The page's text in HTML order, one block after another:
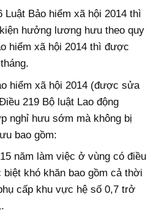
Bảo hiểm xã hội 2014 thì
hưởng lương hưu theo quy
hiểm xã hội 2014 thì được
hiểm xã hội 2014 (được sửa
219 Bộ luật Lao động
nghỉ hưu sớm mà không bị
bao gồm:
năm làm việc ở vùng có điều
khó khăn bao gồm cả thời
cấp khu vực hệ số 0,7 trở